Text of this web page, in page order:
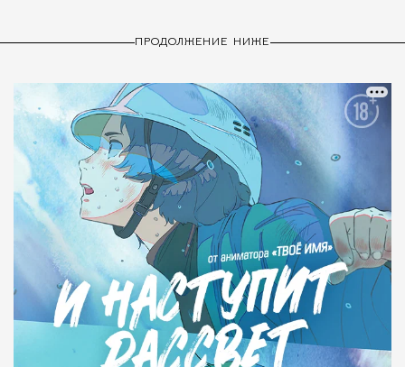
ПРОДОЛЖЕНИЕ НИЖЕ